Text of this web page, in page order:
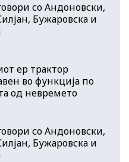
со Андоновски,
Бужаровска и
ер трактор
во функција по
од невремето
со Андоновски,
Бужаровска и